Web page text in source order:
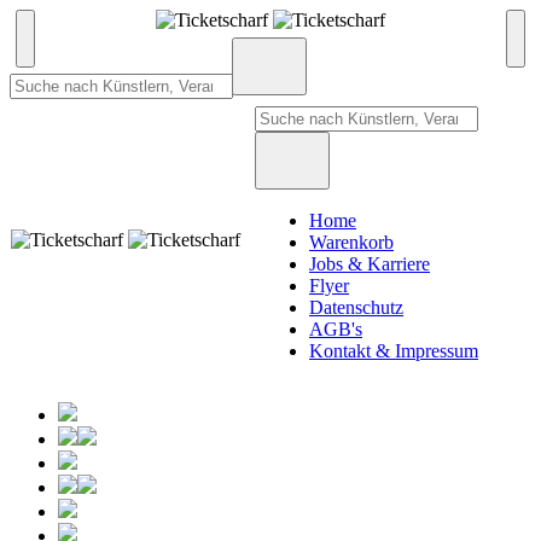
Home
Warenkorb
Jobs & Karriere
Flyer
Datenschutz
AGB's
Kontakt & Impressum